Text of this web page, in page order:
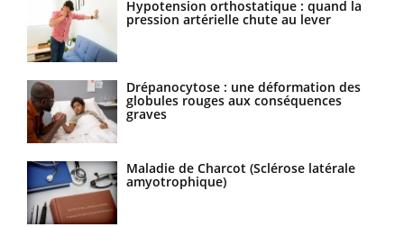
Hypotension orthostatique : quand la
pression artérielle chute au lever
Drépanocytose : une déformation des
globules rouges aux conséquences
graves
Maladie de Charcot (Sclérose latérale
amyotrophique)